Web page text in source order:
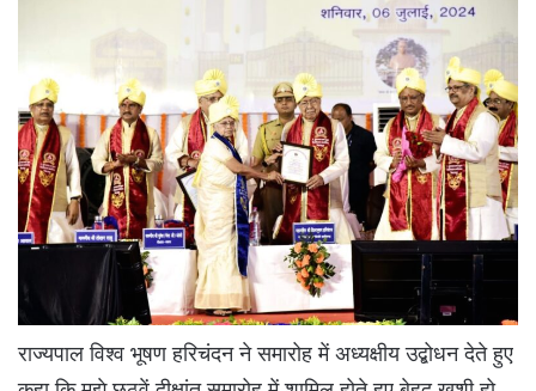
राज्यपाल विश्व भूषण हरिचंदन ने समारोह में अध्यक्षीय उद्बोधन देते हुए